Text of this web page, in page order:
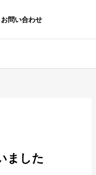
お問い合わせ
ました